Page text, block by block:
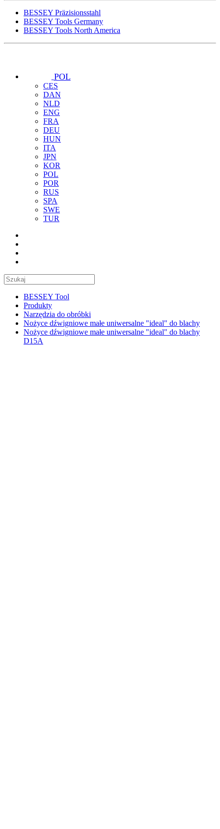
BESSEY Präzisionsstahl
BESSEY Tools Germany
BESSEY Tools North America
POL
CES
DAN
NLD
ENG
FRA
DEU
HUN
ITA
JPN
KOR
POL
POR
RUS
SPA
SWE
TUR
BESSEY Tool
Produkty
Narzędzia do obróbki
Nożyce dźwigniowe małe uniwersalne "ideal" do blachy
Nożyce dźwigniowe małe uniwersalne "ideal" do blachy
D15A